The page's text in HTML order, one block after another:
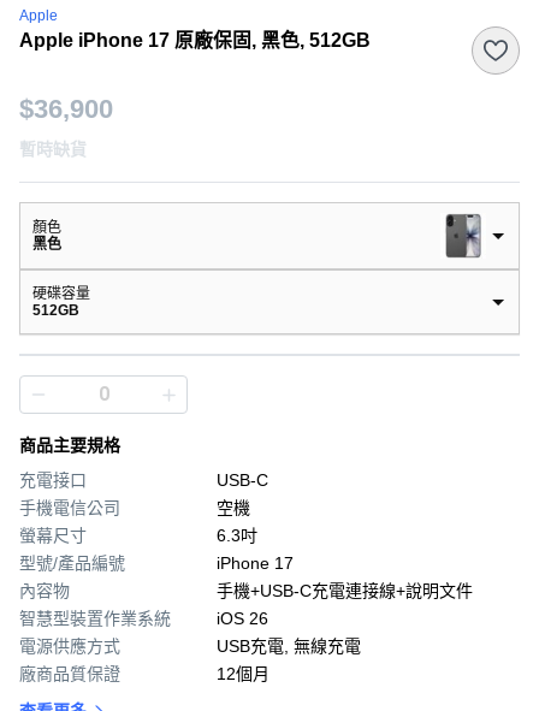
Apple
Apple iPhone 17 原廠保固, 黑色, 512GB
$36,900
暫時缺貨
顏色
黑色
硬碟容量
512GB
商品主要規格
充電接口
USB-C
手機電信公司
空機
螢幕尺寸
6.3吋
型號/產品編號
iPhone 17
內容物
手機+USB-C充電連接線+說明文件
智慧型裝置作業系統
iOS 26
電源供應方式
USB充電, 無線充電
廠商品質保證
12個月